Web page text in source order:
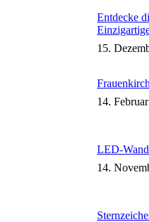
Entdecke
15.
14.
LED-
14.